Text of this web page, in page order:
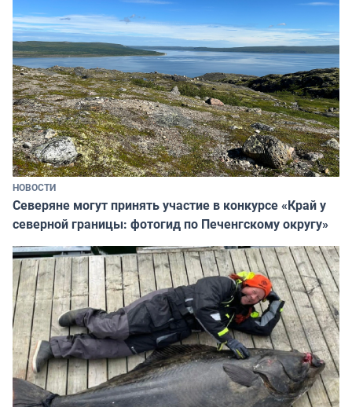
НОВОСТИ
Северяне могут принять участие в конкурсе «Край у
северной границы: фотогид по Печенгскому округу»